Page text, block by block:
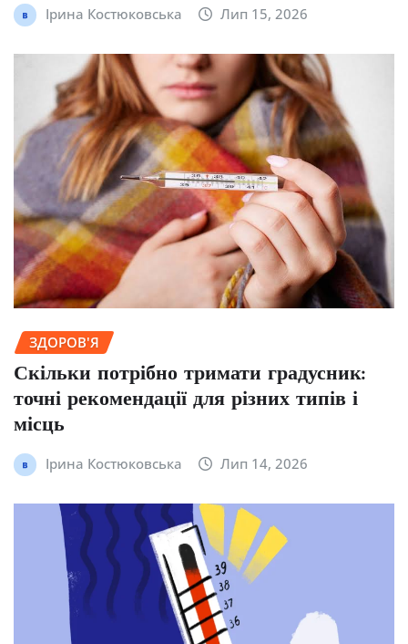
Ірина Костюковська Лип 15, 2026
ЗДОРОВ'Я
Скільки потрібно тримати градусник:
точні рекомендації для різних типів і
місць
Ірина Костюковська Лип 14, 2026